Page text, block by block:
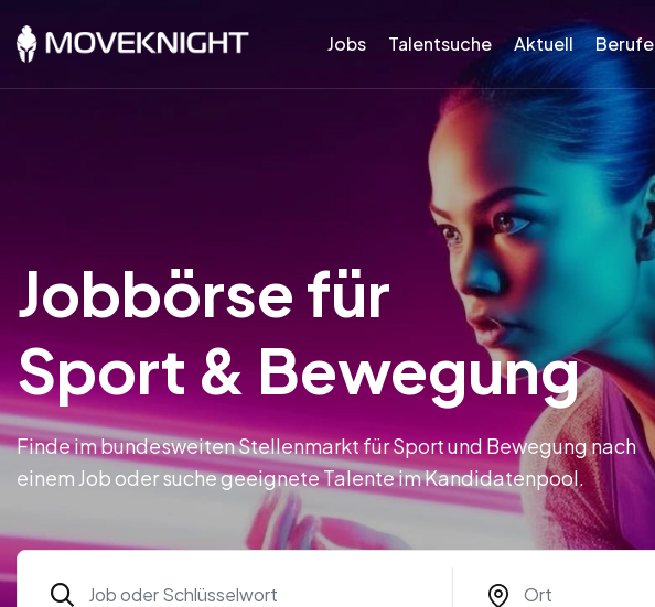
Jobs Talentsuche Aktuell Berufe
Jobbörse für
Sport & Bewegung
Finde im bundesweiten Stellenmarkt für Sport und Bewegung nach
einem Job oder suche geeignete Talente im Kandidatenpool.